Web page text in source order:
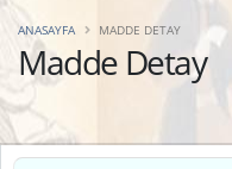
Madde Detay
ANASAYFA MADDE DETAY